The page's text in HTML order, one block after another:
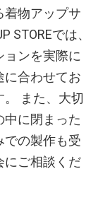
着物アップサ
STOREでは、
ンを実際に
に合わせてお
また、⼤切
に閉まった
での製作も受
にご相談くだ